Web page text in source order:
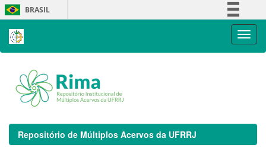
Skip
navigation
BRASIL
Repositório de Múltiplos Acervos da UFRRJ